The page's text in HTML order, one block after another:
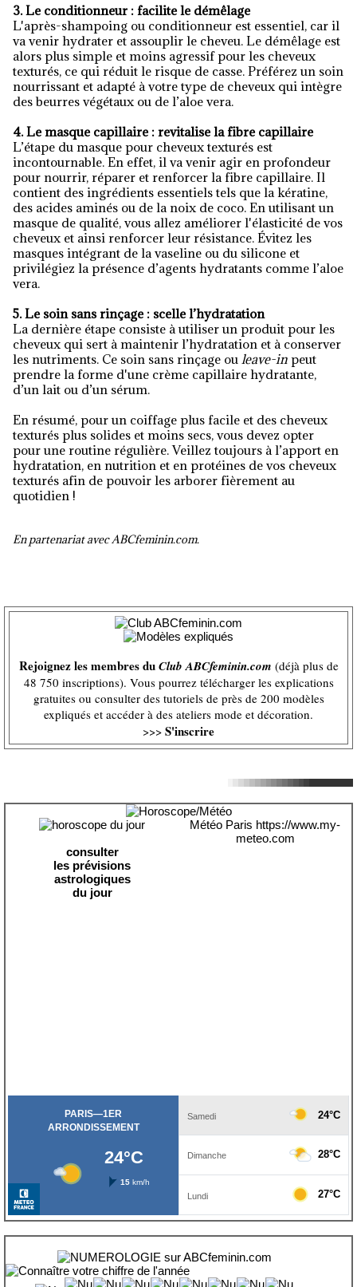
3. Le conditionneur : facilite le démêlage
L'après-shampoing ou conditionneur est essentiel, car il
va venir hydrater et assouplir le cheveu. Le démêlage est
alors plus simple et moins agressif pour les cheveux
texturés, ce qui réduit le risque de casse. Préférez un soin
nourrissant et adapté à votre type de cheveux qui intègre
des beurres végétaux ou de l’aloe vera.
4. Le masque capillaire : revitalise la fibre capillaire
L’étape du masque pour cheveux texturés est
incontournable. En effet, il va venir agir en profondeur
pour nourrir, réparer et renforcer la fibre capillaire. Il
contient des ingrédients essentiels tels que la kératine,
des acides aminés ou de la noix de coco. En utilisant un
masque de qualité, vous allez améliorer l'élasticité de vos
cheveux et ainsi renforcer leur résistance. Évitez les
masques intégrant de la vaseline ou du silicone et
privilégiez la présence d’agents hydratants comme l’aloe
vera.
5. Le soin sans rinçage : scelle l’hydratation
La dernière étape consiste à utiliser un produit pour les
cheveux qui sert à maintenir l’hydratation et à conserver
les nutriments. Ce soin sans rinçage ou leave-in peut
prendre la forme d'une crème capillaire hydratante,
d’un lait ou d’un sérum.
En résumé, pour un coiffage plus facile et des cheveux
texturés plus solides et moins secs, vous devez opter
pour une routine régulière. Veillez toujours à l’apport en
hydratation, en nutrition et en protéines de vos cheveux
texturés afin de pouvoir les arborer fièrement au
quotidien !
En partenariat avec ABCfeminin.com.
Rejoignez les membres duClub ABCfeminin.com (déjà plus de
48 750 inscriptions). Vous pourrez télécharger les explications
gratuites ou consulter des tutoriels de près de 200 modèles
expliqués et accéder à des ateliers mode et décoration.
>>> S'inscrire
consulter
les prévisions
astrologiques
du jour
Météo Paris https://www.my-
meteo.com